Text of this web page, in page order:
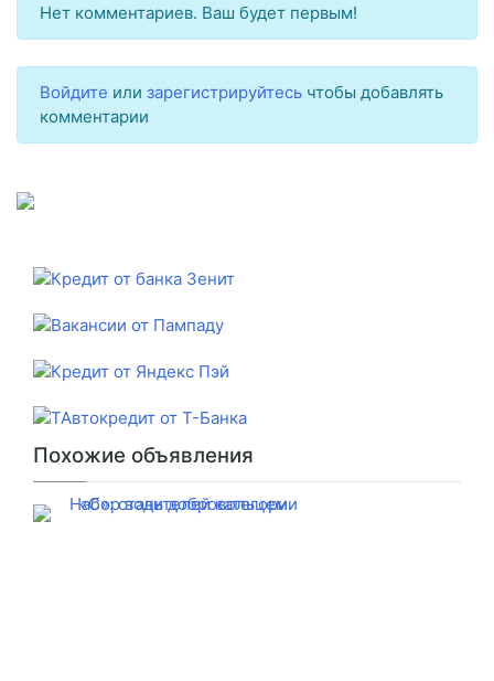
Нет комментариев. Ваш будет первым!
Войдите или зарегистрируйтесь чтобы добавлять
комментарии
Похожие объявления